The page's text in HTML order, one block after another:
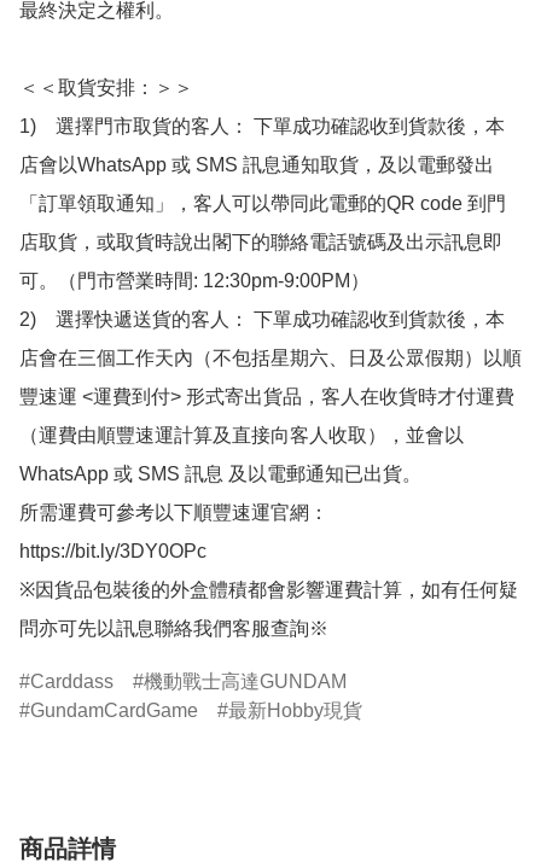
最終決定之權利。
＜＜取貨安排：＞＞
1)　選擇門市取貨的客人： 下單成功確認收到貨款後，本
店會以WhatsApp 或 SMS 訊息通知取貨，及以電郵發出
「訂單領取通知」，客人可以帶同此電郵的QR code 到門
店取貨，或取貨時說出閣下的聯絡電話號碼及出示訊息即
可。（門市營業時間: 12:30pm-9:00PM）
2)　選擇快遞送貨的客人： 下單成功確認收到貨款後，本
店會在三個工作天內（不包括星期六、日及公眾假期）以順
豐速運 <運費到付> 形式寄出貨品，客人在收貨時才付運費
（運費由順豐速運計算及直接向客人收取），並會以
WhatsApp 或 SMS 訊息 及以電郵通知已出貨。
所需運費可參考以下順豐速運官網：
https://bit.ly/3DY0OPc
※因貨品包裝後的外盒體積都會影響運費計算，如有任何疑
問亦可先以訊息聯絡我們客服查詢※
Carddass
機動戰士高達GUNDAM
GundamCardGame
最新Hobby現貨
商品詳情